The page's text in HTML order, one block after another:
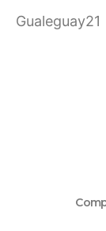
Gualeguay21